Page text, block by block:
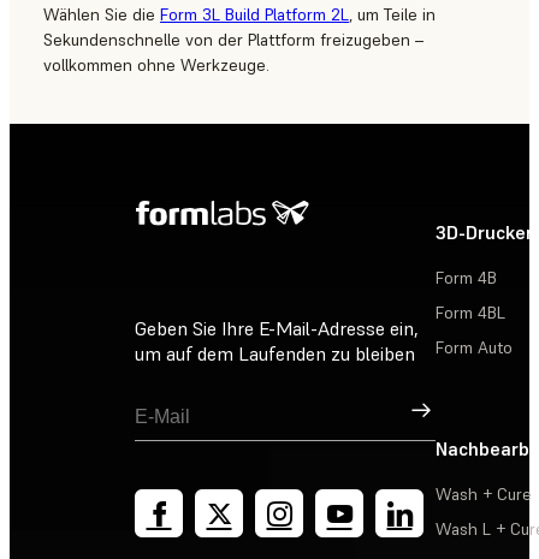
Wählen Sie die Form 3L Build Platform 2L, um Teile in
Sekundenschnelle von der Plattform freizugeben –
vollkommen ohne Werkzeuge.
Geben Sie Ihre E-Mail-Adresse ein,
um auf dem Laufenden zu bleiben
Registrieren
3D-Drucker
Form 4B
Form 4BL
Form Auto
Wash + Cure
Wash L +